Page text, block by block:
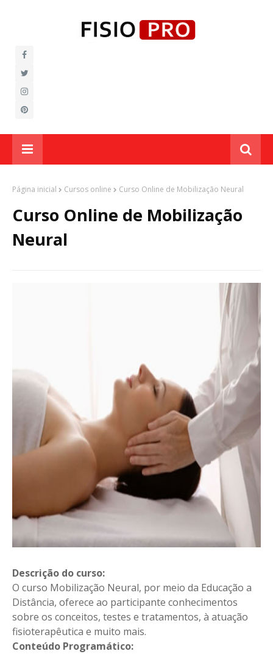
Página inicial Cursos online Curso Online de Mobilização Neural
Curso Online de Mobilização
Neural
Descrição do curso:
O curso Mobilização Neural, por meio da Educação a
Distância, oferece ao participante conhecimentos
sobre os conceitos, testes e tratamentos, à atuação
fisioterapêutica e muito mais.
Conteúdo Programático: